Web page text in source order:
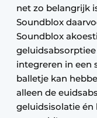
net zo belangrijk
Soundblox
Soundblox
integreren in een
balletje kan
alleen de
geluidsisolatie